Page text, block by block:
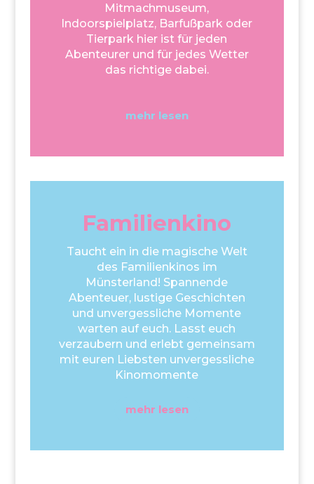
Mitmachmuseum,
Indoorspielplatz, Barfußpark oder
Tierpark hier ist für jeden
Abenteurer und für jedes Wetter
das richtige dabei.
mehr lesen
Familienkino
Taucht ein in die magische Welt
des Familienkinos im
Münsterland! Spannende
Abenteuer, lustige Geschichten
und unvergessliche Momente
warten auf euch. Lasst euch
verzaubern und erlebt gemeinsam
mit euren Liebsten unvergessliche
Kinomomente
mehr lesen